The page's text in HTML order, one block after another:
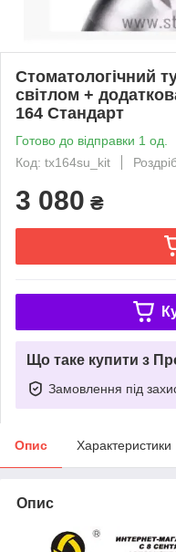
Стоматологічний
світлом +
164 Стандарт
Готово до відправки 1 од.
Код: tx164su_kit
3 080 ₴
Що таке купити з
Замовлення під
Опис Характеристики
Опис